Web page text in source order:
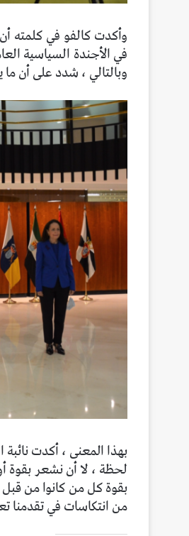
وأكدت كالفو في كلمته أن
في الأجندة السياسية
وبالتالي ، شدد على أن
بهذا المعنى ، أكدت
لحظة ، لا أن نشعر بقوة
بقوة كل من كانوا من قبل
من انتكاسات في تقدمنا